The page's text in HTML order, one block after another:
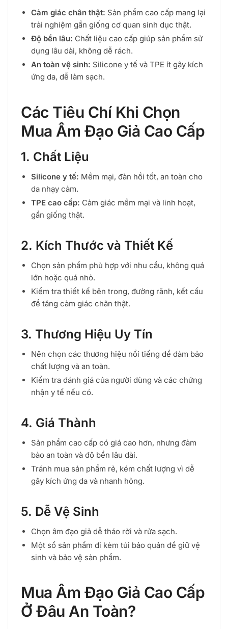
Cảm giác chân thật: Sản phẩm cao cấp mang lại
trải nghiệm gần giống cơ quan sinh dục thật.
Độ bền lâu: Chất liệu cao cấp giúp sản phẩm sử
dụng lâu dài, không dễ rách.
An toàn vệ sinh: Silicone y tế và TPE ít gây kích
ứng da, dễ làm sạch.
Các Tiêu Chí Khi Chọn
Mua Âm Đạo Giả Cao Cấp
1. Chất Liệu
Silicone y tế: Mềm mại, đàn hồi tốt, an toàn cho
da nhạy cảm.
TPE cao cấp: Cảm giác mềm mại và linh hoạt,
gần giống thật.
2. Kích Thước và Thiết Kế
Chọn sản phẩm phù hợp với nhu cầu, không quá
lớn hoặc quá nhỏ.
Kiểm tra thiết kế bên trong, đường rãnh, kết cấu
để tăng cảm giác chân thật.
3. Thương Hiệu Uy Tín
Nên chọn các thương hiệu nổi tiếng để đảm bảo
chất lượng và an toàn.
Kiểm tra đánh giá của người dùng và các chứng
nhận y tế nếu có.
4. Giá Thành
Sản phẩm cao cấp có giá cao hơn, nhưng đảm
bảo an toàn và độ bền lâu dài.
Tránh mua sản phẩm rẻ, kém chất lượng vì dễ
gây kích ứng da và nhanh hỏng.
5. Dễ Vệ Sinh
Chọn âm đạo giả dễ tháo rời và rửa sạch.
Một số sản phẩm đi kèm túi bảo quản để giữ vệ
sinh và bảo vệ sản phẩm.
Mua Âm Đạo Giả Cao Cấp
Ở Đâu An Toàn?